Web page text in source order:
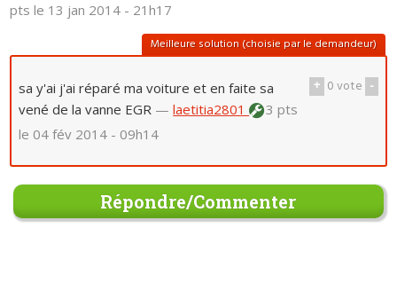
ptsle 13 jan 2014 - 21h17
Meilleure solution (choisie par le demandeur)
+ 0vote -
sa y'ai j'ai réparé ma voiture et en faite sa
vené de la vanne EGR —laetitia2801
3 pts
le 04 fév 2014 - 09h14
Répondre/Commenter